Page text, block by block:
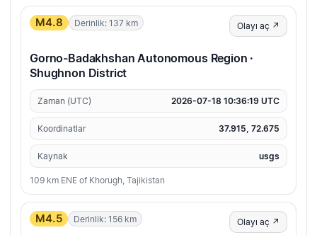
M4.8 Derinlik: 137 km Olayı aç ↗
Gorno-Badakhshan Autonomous Region ·
Shughnon District
Zaman (UTC) 2026-07-18 10:36:19 UTC
Koordinatlar 37.915, 72.675
Kaynak usgs
109 km ENE of Khorugh, Tajikistan
M4.5 Derinlik: 156 km Olayı aç ↗